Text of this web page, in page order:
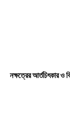
নক্ষত্রের আর্তচিৎকার